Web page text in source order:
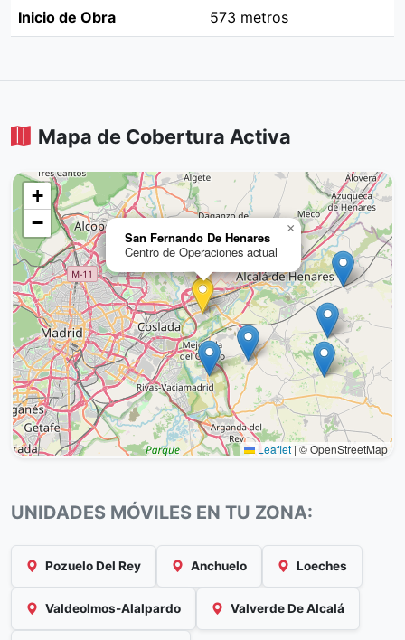
Inicio de Obra 573 metros
Mapa de Cobertura Activa
San Fernando De Henares
Centro de Operaciones actual
×
+
−
Leaflet | © OpenStreetMap
UNIDADES MÓVILES EN TU ZONA:
Pozuelo Del Rey Anchuelo Loeches
Valdeolmos-Alalpardo Valverde De Alcalá